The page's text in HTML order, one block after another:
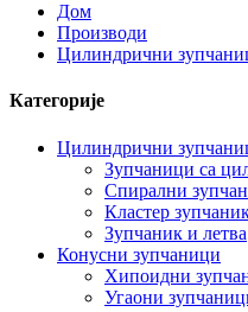
Дом
Производи
Цилиндрични
Категорије
Цилиндрични
Зупчаници са
Спирални
Кластер
Зупчаник и летва
Конусни зупчаници
Хипоидни
Угаони